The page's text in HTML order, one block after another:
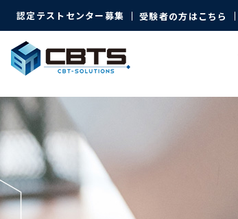
認定テストセンター募集 受験者の方はこちら